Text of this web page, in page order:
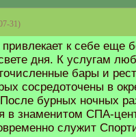
31)
к себе еще
дня. К услугам
бары и
сосредоточены в
бурных ночных
в знаменитом СПА-
служит